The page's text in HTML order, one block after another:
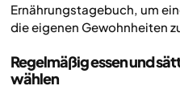
Ernährungstagebuch, um
die eigenen Gewohnheiten
Regelmäßig essen und
wählen